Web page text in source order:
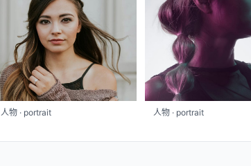
人物 · portrait 人物 · portrait